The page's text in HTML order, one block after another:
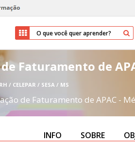
Faturamento de
/ CELEPAR / SESA / MS
de Faturamento de APAC -
INFO SOBRE